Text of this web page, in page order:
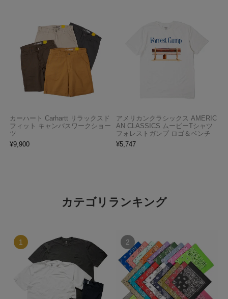
カーハート Carhartt リラックスド
フィット キャンバスワークショー
ツ
¥9,900
アメリカンクラシックス AMERIC
AN CLASSICS ムービーTシャツ
フォレストガンプ ロゴ＆ベンチ
¥5,747
カテゴリランキング